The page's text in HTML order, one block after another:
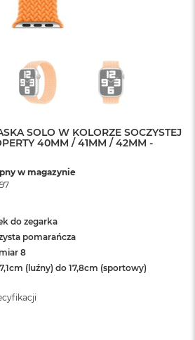
SOLO W KOLORZE SOCZYSTEJ
40MM / 41MM / 42MM -
w magazynie
do zegarka
pomarańcza
8
(luźny) do 17,8cm (sportowy)